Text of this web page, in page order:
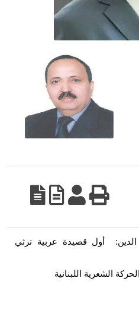
الدين:
أول قصيدة عربية ترثي
الشعرية اللبنانية